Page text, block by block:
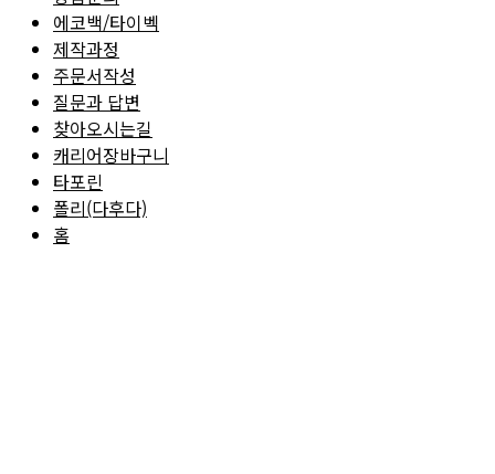
에코백/타이벡
제작과정
주문서작성
질문과 답변
찾아오시는길
캐리어장바구니
타포린
폴리(다후다)
홈